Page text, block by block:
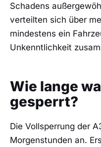
Schadens
verteilten sich über
mindestens ein
Unkenntlichkeit
Wie lange
gesperrt?
Die Vollsperrung der
Morgenstunden an.